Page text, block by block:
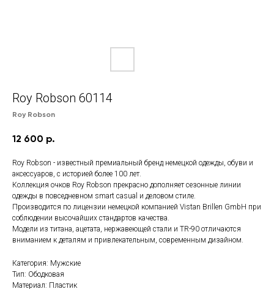
Roy Robson 60114
Roy Robson
12 600 р.
Roy Robson - известный премиальный бренд немецкой одежды, обуви и
аксессуаров, с историей более 100 лет.
Коллекция очков Roy Robson прекрасно дополняет сезонные линии
одежды в повседневном smart casual и деловом стиле.
Производится по лицензии немецкой компанией Vistan Brillen GmbH при
соблюдении высочайших стандартов качества.
Модели из титана, ацетата, нержавеющей стали и TR-90 отличаются
вниманием к деталям и привлекательным, современным дизайном.
Категория: Мужские
Тип: Ободковая
Материал: Пластик